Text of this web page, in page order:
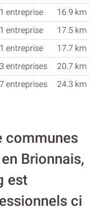
1 entreprise
16.9 km
1 entreprise
17.5 km
1 entreprise
17.7 km
3 entreprises
20.7 km
7 entreprises 24.3 km
communes
Brionnais,
est
ci